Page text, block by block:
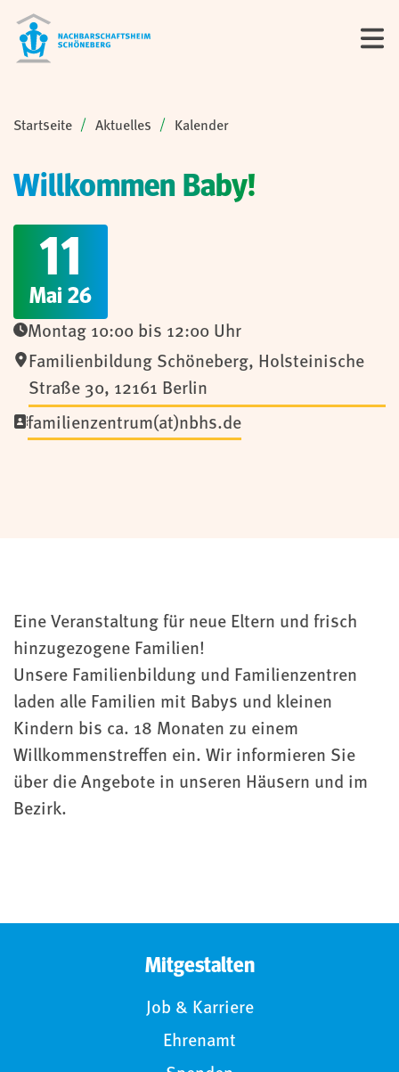
Sie sind hier:
Startseite Aktuelles Kalender
Willkommen Baby!
11
Mai 26
Montag 10:00 bis 12:00 Uhr
Familienbildung Schöneberg, Holsteinische
Straße 30, 12161 Berlin
familienzentrum(at)nbhs.de
Eine Veranstaltung für neue Eltern und frisch
hinzugezogene Familien!
Unsere Familienbildung und Familienzentren
laden alle Familien mit Babys und kleinen
Kindern bis ca. 18 Monaten zu einem
Willkommenstreffen ein. Wir informieren Sie
über die Angebote in unseren Häusern und im
Bezirk.
Mitgestalten
Job & Karriere
Ehrenamt